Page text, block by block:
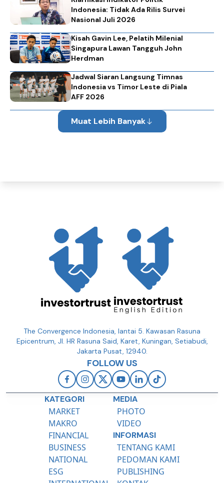
Indonesia: Tidak Ada Rilis Survei
Nasional Juli 2026
Kisah Gavin Lee, Pelatih Milenial
Singapura Lawan Tangguh John
Herdman
Jadwal Siaran Langsung Timnas
Indonesia vs Timor Leste di Piala
AFF 2026
Muat Lebih Banyak
The Convergence Indonesia, lantai 5. Kawasan Rasuna
Epicentrum, Jl. HR Rasuna Said, Karet, Kuningan, Setiabudi,
Jakarta Pusat, 12940.
FOLLOW US
KATEGORI
MARKET
MAKRO
FINANCIAL
BUSINESS
NATIONAL
ESG
MEDIA
PHOTO
VIDEO
INFORMASI
TENTANG KAMI
PEDOMAN KAMI
PUBLISHING